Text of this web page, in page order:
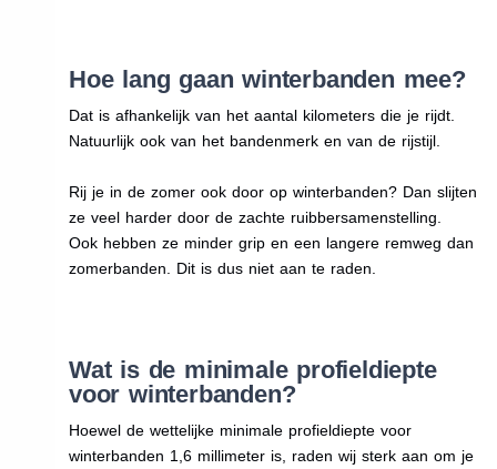
Hoe lang gaan winterbanden mee?
Dat is afhankelijk van het aantal kilometers die je rijdt.
Natuurlijk ook van het bandenmerk en van de rijstijl.
Rij je in de zomer ook door op winterbanden? Dan slijten
ze veel harder door de zachte ruibbersamenstelling.
Ook hebben ze minder grip en een langere remweg dan
zomerbanden. Dit is dus niet aan te raden.
Wat is de minimale profieldiepte
voor winterbanden?
Hoewel de wettelijke minimale profieldiepte voor
winterbanden 1,6 millimeter is, raden wij sterk aan om je